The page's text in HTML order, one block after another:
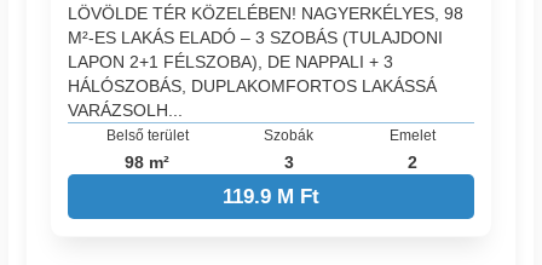
LÖVÖLDE TÉR KÖZELÉBEN! NAGYERKÉLYES, 98
M²-ES LAKÁS ELADÓ – 3 SZOBÁS (TULAJDONI
LAPON 2+1 FÉLSZOBA), DE NAPPALI + 3
HÁLÓSZOBÁS, DUPLAKOMFORTOS LAKÁSSÁ
VARÁZSOLH...
Belső terület
98 m²
Szobák
3
Emelet
2
119.9 M Ft